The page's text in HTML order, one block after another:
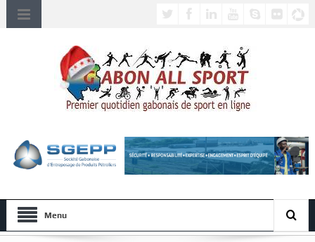
Menu